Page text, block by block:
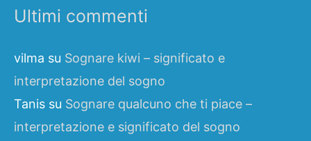
Ultimi commenti
vilma su Sognare kiwi – significato e
interpretazione del sogno
Tanis su Sognare qualcuno che ti piace –
interpretazione e significato del sogno